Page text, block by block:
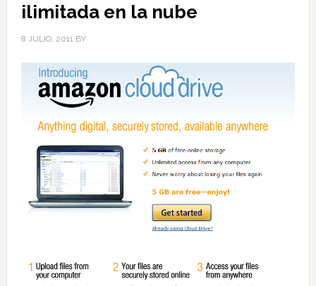
ilimitada en la nube
8 JULIO, 2011BY